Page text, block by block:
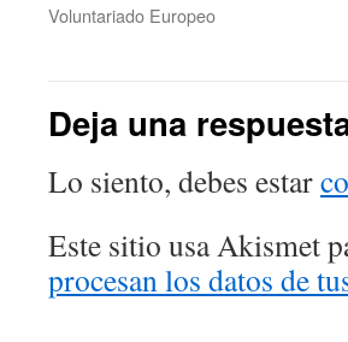
Voluntariado Europeo
Deja una
Lo siento, debes estar
Este sitio usa Akismet
procesan los datos de